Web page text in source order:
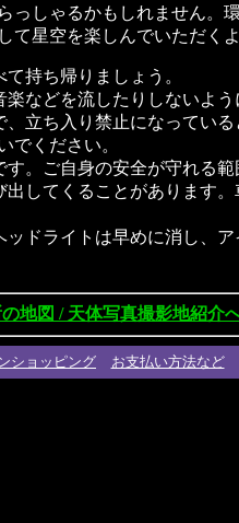
っしゃるかもしれません。
て星空を楽しんでいただく
持ち帰りましょう。
楽などを流したりしないよ
立ち入り禁止になってい
でください。
。ご自身の安全が守れる
してくることがあります
ドライトは早めに消し、
地図 / 天体写真撮影地紹介
ショッピング お支払い方法など